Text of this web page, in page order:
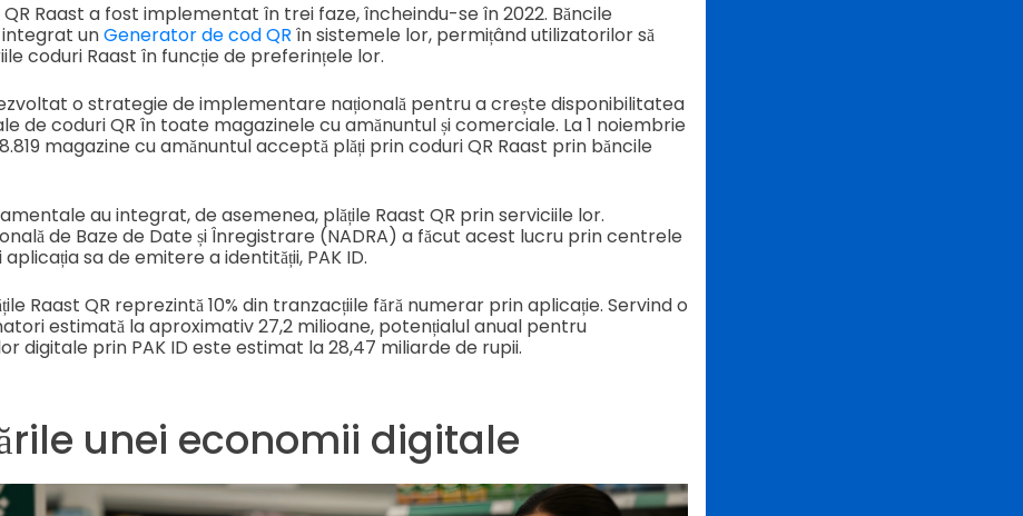
Raast a fost implementat în trei faze, încheindu-se în 2022. Băncile
unGenerator de cod QR în sistemele lor, permițând utilizatorilor să
coduri Raast în funcție de preferințele lor.
o strategie de implementare națională pentru a crește disponibilitatea
de coduri QR în toate magazinele cu amănuntul și comerciale. La 1 noiembrie
magazine cu amănuntul acceptă plăți prin coduri QR Raast prin băncile
au integrat, de asemenea, plățile Raast QR prin serviciile lor.
de Baze de Date și Înregistrare (NADRA) a făcut acest lucru prin centrele
aplicația sa de emitere a identității, PAK ID.
Raast QR reprezintă 10% din tranzacțiile fără numerar prin aplicație. Servind o
estimată la aproximativ 27,2 milioane, potențialul anual pentru
digitale prin PAK ID este estimat la 28,47 miliarde de rupii.
unei economii digitale